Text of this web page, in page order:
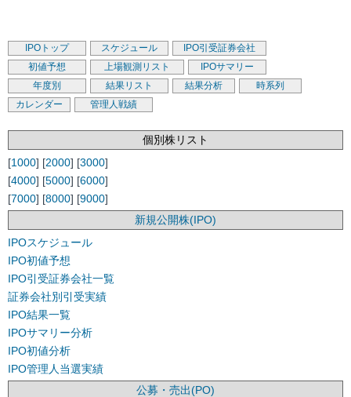
IPOトップ スケジュール
IPO引受証券会社
初値予想
上場観測リスト
IPOサマリー
年度別
結果リスト 結果分析
時系列
カレンダー
管理人戦績
個別株リスト
[1000] [2000] [3000]
[4000] [5000] [6000]
[7000] [8000] [9000]
新規公開株(IPO)
IPOスケジュール
IPO初値予想
IPO引受証券会社一覧
証券会社別引受実績
IPO結果一覧
IPOサマリー分析
IPO初値分析
IPO管理人当選実績
公募・売出(PO)